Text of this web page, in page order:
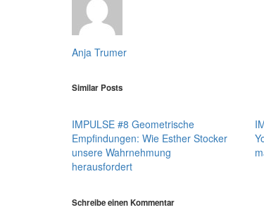
Anja Trumer
Similar Posts
IMPULSE #8 Geometrische
Empfindungen: Wie Esther Stocker
unsere Wahrnehmung
herausfordert
Schreibe einen Kommentar